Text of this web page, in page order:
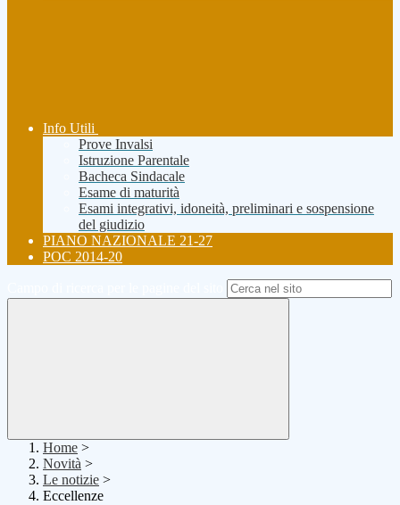
Info Utili
Prove Invalsi
Istruzione Parentale
Bacheca Sindacale
Esame di maturità
Esami integrativi, idoneità, preliminari e sospensione
del giudizio
PIANO NAZIONALE 21-27
POC 2014-20
Home >
Novità >
Le notizie >
Eccellenze